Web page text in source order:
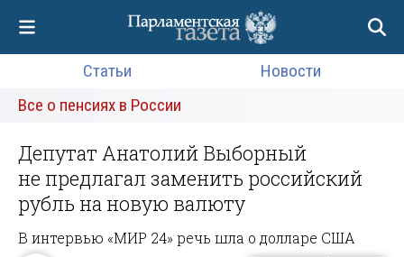
Статьи
Новости
Все о пенсиях в России
Депутат Анатолий Выборный
не предлагал заменить российский
рубль на новую валюту
В интервью «МИР 24» речь шла о долларе США